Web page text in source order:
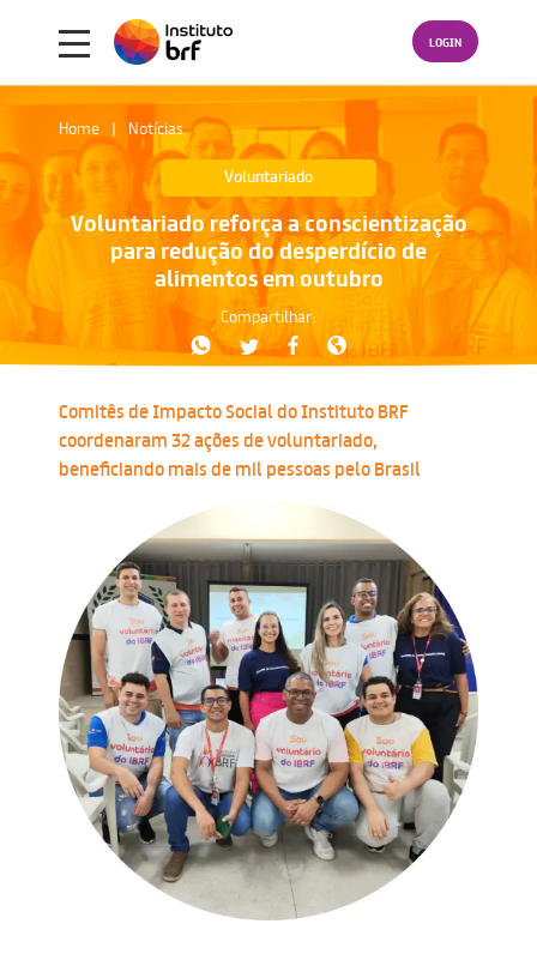
LOGIN
Home Notícias
Voluntariado
Voluntariado reforça a conscientização
para redução do desperdício de
alimentos em outubro
Compartilhar:
Comitês de Impacto Social do Instituto BRF
coordenaram 32 ações de voluntariado,
beneficiando mais de mil pessoas pelo Brasil